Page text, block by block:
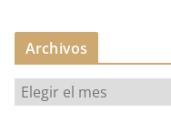
Archivos